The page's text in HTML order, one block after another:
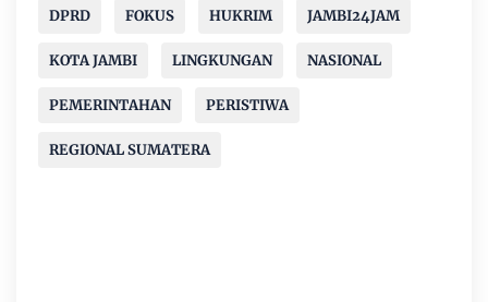
DPRD FOKUS HUKRIM JAMBI24JAM
KOTA JAMBI LINGKUNGAN NASIONAL
PEMERINTAHAN PERISTIWA
REGIONAL SUMATERA